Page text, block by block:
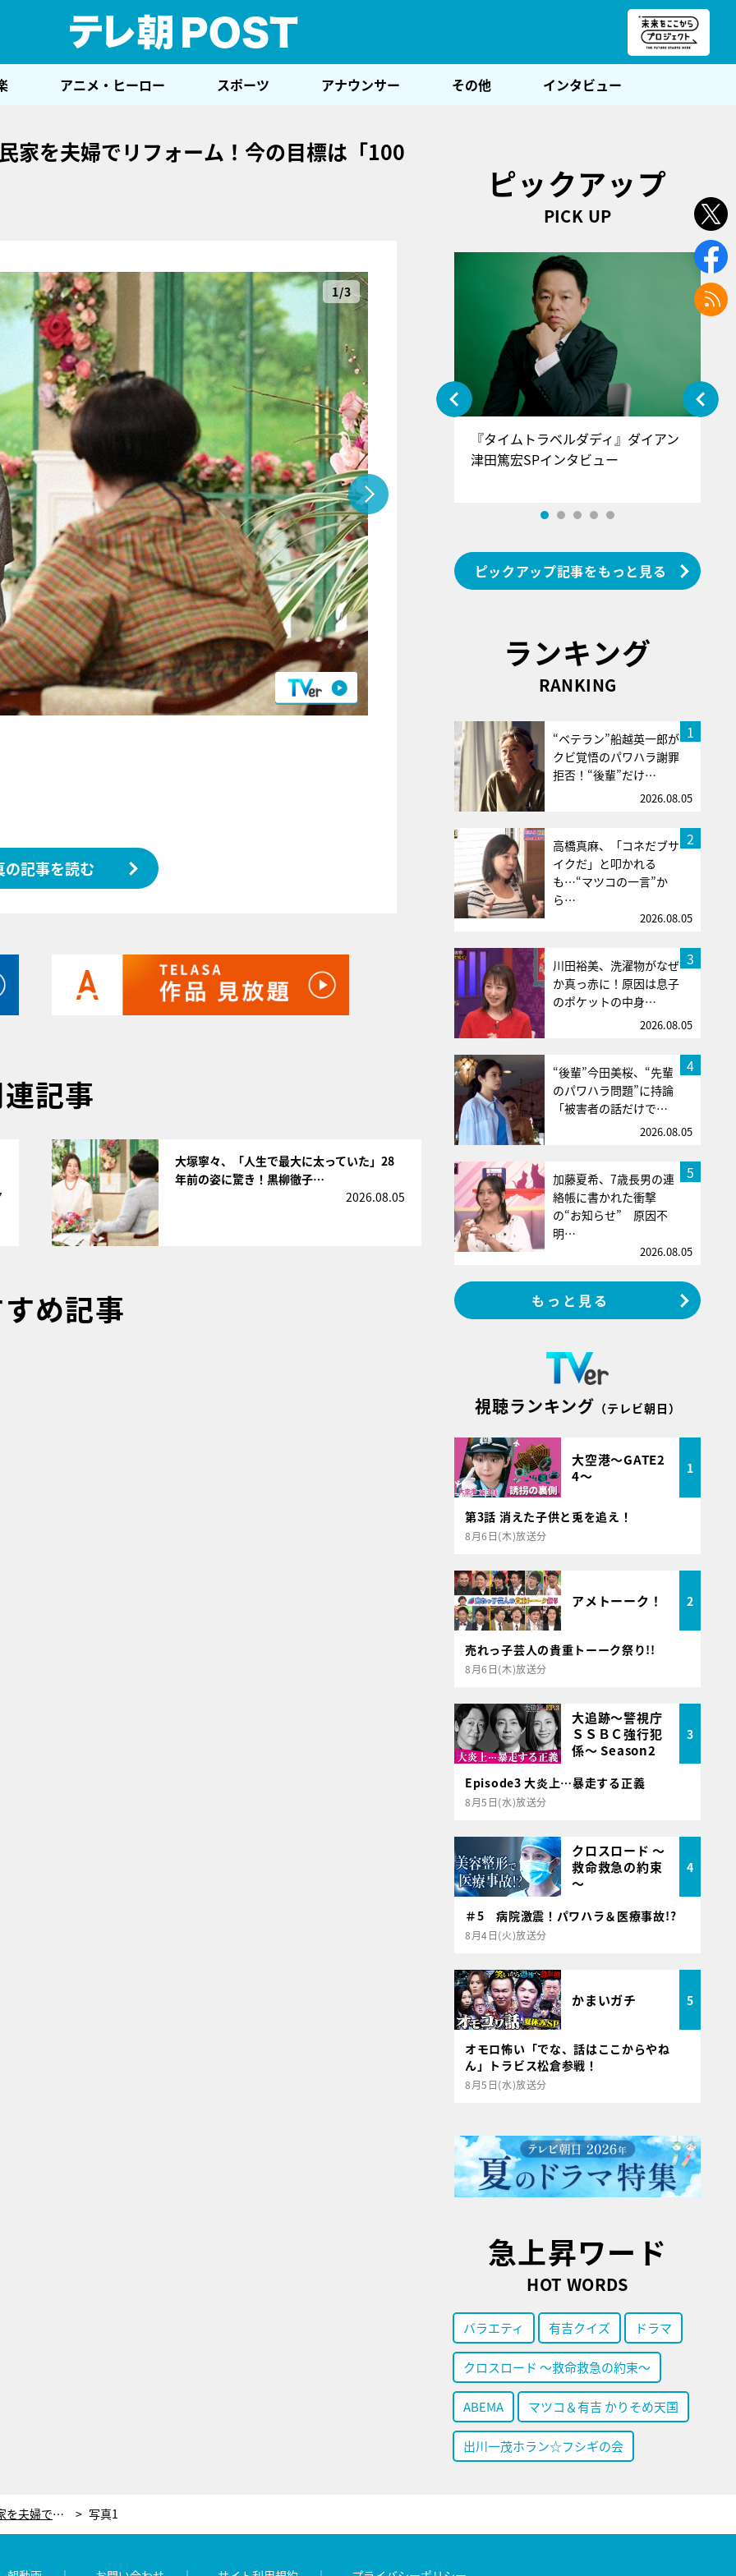
アニメ・ヒーロー スポーツ アナウンサー その他 インタビュー
家を夫婦でリフォーム！今の目標は「100
1/3
の記事を読む
記事
大塚寧々、「人生で最大に太っていた」28
年前の姿に驚き！黒柳徹子…
2026.08.05
め記事
ピックアップ
PICK UP
『アイ＝ラブ！げーみんぐ』＝LOV
E齋藤樹愛羅＆佐々木舞香SPインタ
ビュー
『タイムトラベルダディ』ダイアン
津田篤宏SPインタビュー
ピックアップ記事をもっと見る
ランキング
RANKING
1
“ベテラン”船越英一郎が
クビ覚悟のパワハラ謝罪
拒否！“後輩”だけ…
2026.08.05
2
高橋真麻、「コネだブサ
イクだ」と叩かれる
も…“マツコの一言”か
ら…
2026.08.05
3
川田裕美、洗濯物がなぜ
か真っ赤に！原因は息子
のポケットの中身…
2026.08.05
4
“後輩”今田美桜、“先輩
のパワハラ問題”に持論
「被害者の話だけで…
2026.08.05
5
加藤夏希、7歳長男の連
絡帳に書かれた衝撃
の“お知らせ” 原因不
明…
2026.08.05
もっと見る
視聴ランキング （テレビ朝日）
大空港～GATE2
4～
1
第3話 消えた子供と兎を追え！
8月6日(木)放送分
アメトーーク！ 2
売れっ子芸人の貴重トーーク祭り!!
8月6日(木)放送分
大追跡～警視庁
ＳＳＢＣ強行犯
係～ Season2
3
Episode3 大炎上…暴走する正義
8月5日(水)放送分
クロスロード ～
救命救急の約束
～
4
＃5 病院激震！パワハラ＆医療事故!?
8月4日(火)放送分
かまいガチ 5
オモロ怖い「でな、話はここからやね
ん」トラビス松倉参戦！
8月5日(水)放送分
急上昇ワード
HOT WORDS
バラエティ 有吉クイズ ドラマ
クロスロード ～救命救急の約束～
ABEMA マツコ＆有吉 かりそめ天国
出川一茂ホラン☆フシギの会
丘みつ子76歳、築80年以上の古民家を夫婦でリフォーム！今の目標は「100歳まで生きること」 写真1